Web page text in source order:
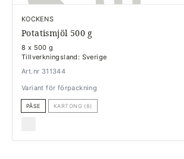
KOCKENS
Potatismjöl 500 g
8 x 500 g
Tillverkningsland: Sverige
Art.nr 311344
Variant för förpackning
PÅSE KARTONG (8)